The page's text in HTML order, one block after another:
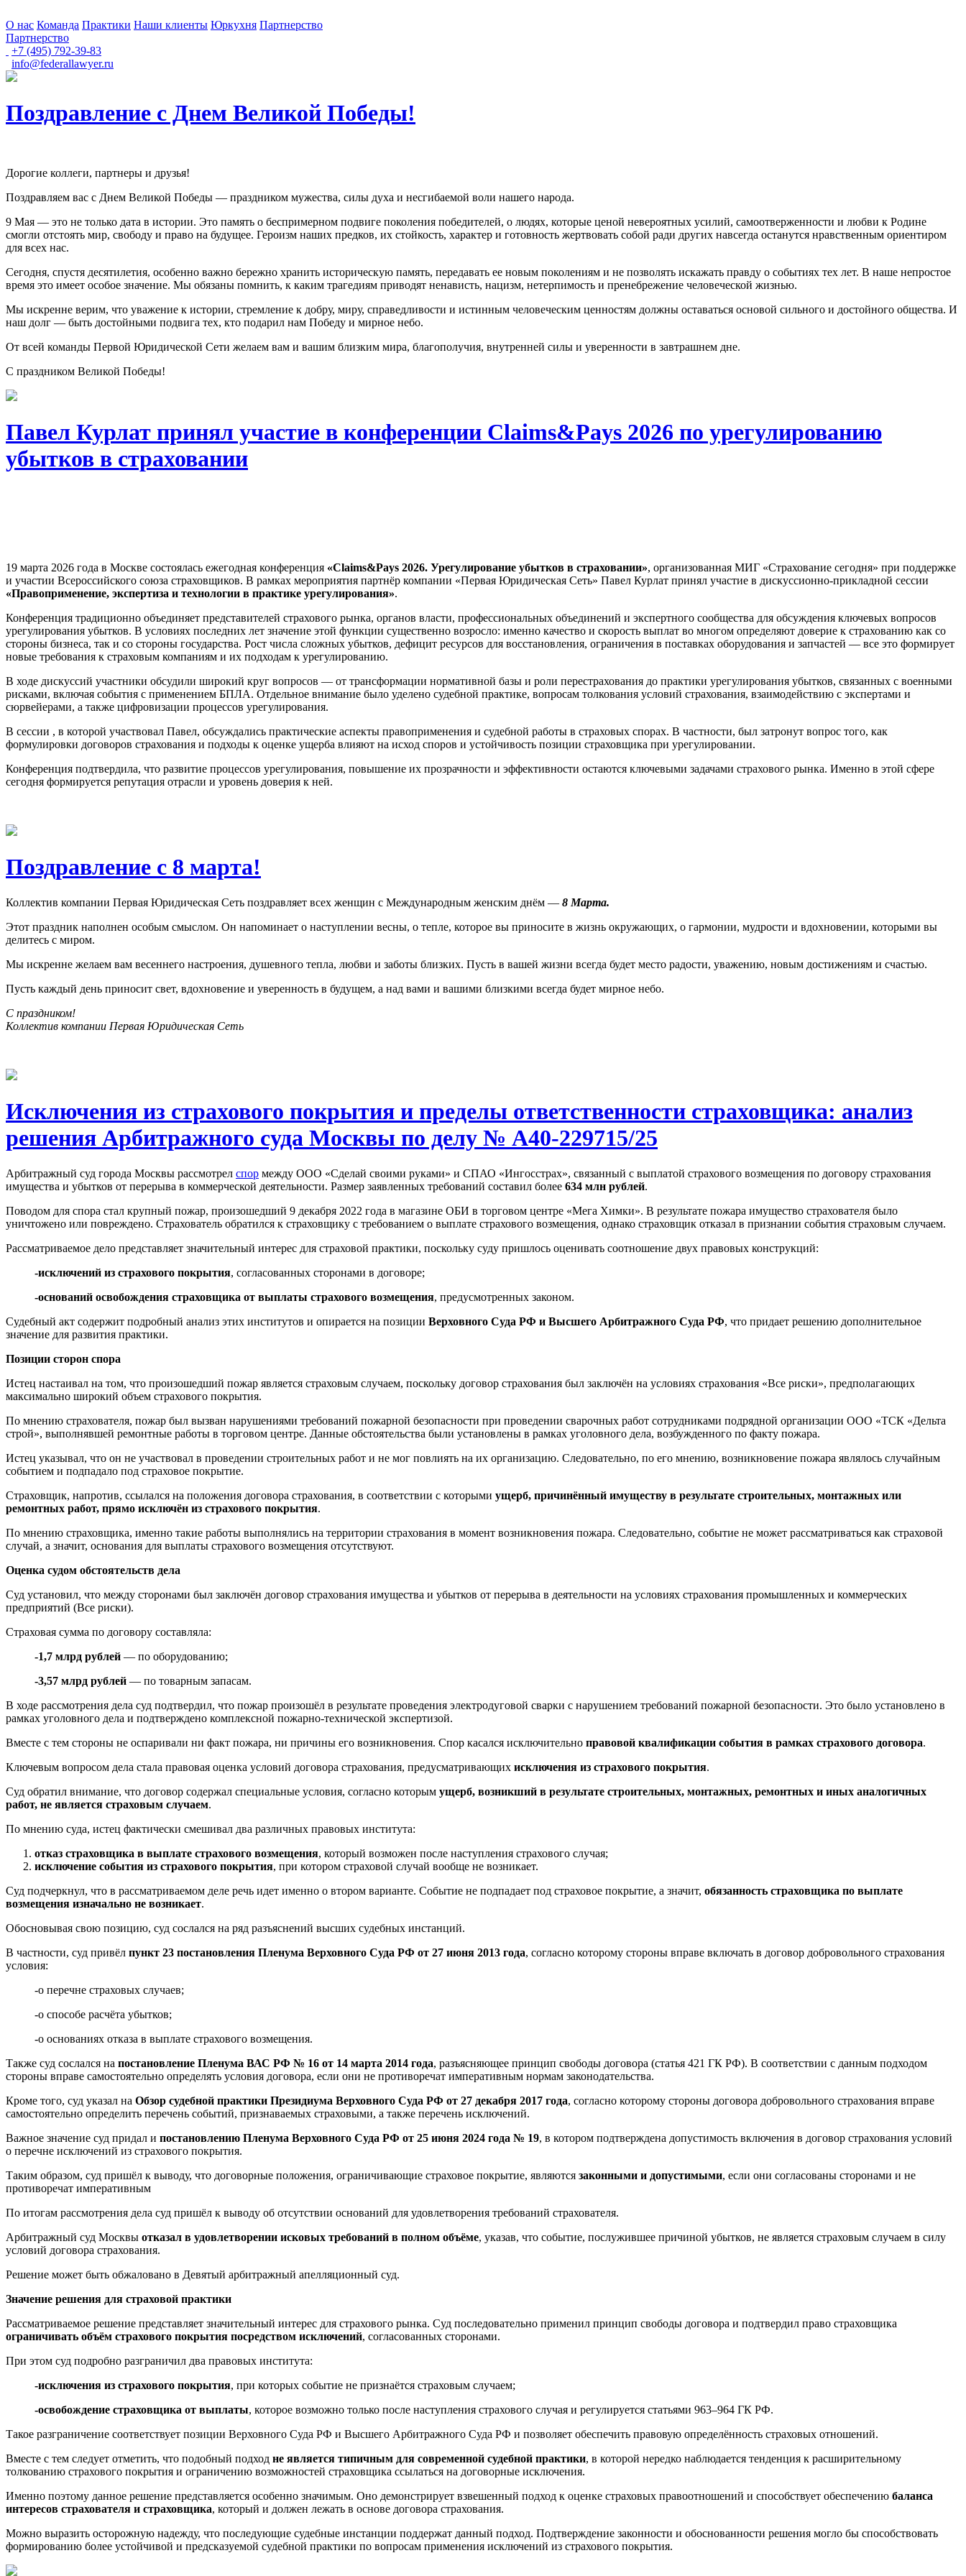
О нас Команда Практики Наши клиенты Юркухня Партнерство
Партнерство
+7 (495) 792-39-83
info@federallawyer.ru
Поздравление с Днем Великой Победы!
Дорогие коллеги, партнеры и друзья!
Поздравляем вас с Днем Великой Победы — праздником мужества, силы духа и несгибаемой воли нашего народа.
9 Мая — это не только дата в истории. Это память о беспримерном подвиге поколения победителей, о людях, которые ценой невероятных усилий, самоотверженности и любви к Родине
смогли отстоять мир, свободу и право на будущее. Героизм наших предков, их стойкость, характер и готовность жертвовать собой ради других навсегда останутся нравственным ориентиром
для всех нас.
Сегодня, спустя десятилетия, особенно важно бережно хранить историческую память, передавать ее новым поколениям и не позволять искажать правду о событиях тех лет. В наше непростое
время это имеет особое значение. Мы обязаны помнить, к каким трагедиям приводят ненависть, нацизм, нетерпимость и пренебрежение человеческой жизнью.
Мы искренне верим, что уважение к истории, стремление к добру, миру, справедливости и истинным человеческим ценностям должны оставаться основой сильного и достойного общества. И
наш долг — быть достойными подвига тех, кто подарил нам Победу и мирное небо.
От всей команды Первой Юридической Сети желаем вам и вашим близким мира, благополучия, внутренней силы и уверенности в завтрашнем дне.
С праздником Великой Победы!
Павел Курлат принял участие в конференции Claims&Pays 2026 по урегулированию
убытков в страховании
19 марта 2026 года в Москве состоялась ежегодная конференция «Claims&Pays 2026. Урегулирование убытков в страховании», организованная МИГ «Страхование сегодня» при поддержке
и участии Всероссийского союза страховщиков. В рамках мероприятия партнёр компании «Первая Юридическая Сеть» Павел Курлат принял участие в дискуссионно-прикладной сессии
«Правоприменение, экспертиза и технологии в практике урегулирования».
Конференция традиционно объединяет представителей страхового рынка, органов власти, профессиональных объединений и экспертного сообщества для обсуждения ключевых вопросов
урегулирования убытков. В условиях последних лет значение этой функции существенно возросло: именно качество и скорость выплат во многом определяют доверие к страхованию как со
стороны бизнеса, так и со стороны государства. Рост числа сложных убытков, дефицит ресурсов для восстановления, ограничения в поставках оборудования и запчастей — все это формирует
новые требования к страховым компаниям и их подходам к урегулированию.
В ходе дискуссий участники обсудили широкий круг вопросов — от трансформации нормативной базы и роли перестрахования до практики урегулирования убытков, связанных с военными
рисками, включая события с применением БПЛА. Отдельное внимание было уделено судебной практике, вопросам толкования условий страхования, взаимодействию с экспертами и
сюрвейерами, а также цифровизации процессов урегулирования.
В сессии , в которой участвовал Павел, обсуждались практические аспекты правоприменения и судебной работы в страховых спорах. В частности, был затронут вопрос того, как
формулировки договоров страхования и подходы к оценке ущерба влияют на исход споров и устойчивость позиции страховщика при урегулировании.
Конференция подтвердила, что развитие процессов урегулирования, повышение их прозрачности и эффективности остаются ключевыми задачами страхового рынка. Именно в этой сфере
сегодня формируется репутация отрасли и уровень доверия к ней.
Поздравление с 8 марта!
Коллектив компании Первая Юридическая Сеть поздравляет всех женщин с Международным женским днём — 8 Марта.
Этот праздник наполнен особым смыслом. Он напоминает о наступлении весны, о тепле, которое вы приносите в жизнь окружающих, о гармонии, мудрости и вдохновении, которыми вы
делитесь с миром.
Мы искренне желаем вам весеннего настроения, душевного тепла, любви и заботы близких. Пусть в вашей жизни всегда будет место радости, уважению, новым достижениям и счастью.
Пусть каждый день приносит свет, вдохновение и уверенность в будущем, а над вами и вашими близкими всегда будет мирное небо.
С праздником!
Коллектив компании Первая Юридическая Сеть
Исключения из страхового покрытия и пределы ответственности страховщика: анализ
решения Арбитражного суда Москвы по делу № А40-229715/25
Арбитражный суд города Москвы рассмотрел спор между ООО «Сделай своими руками» и СПАО «Ингосстрах», связанный с выплатой страхового возмещения по договору страхования
имущества и убытков от перерыва в коммерческой деятельности. Размер заявленных требований составил более 634 млн рублей.
Поводом для спора стал крупный пожар, произошедший 9 декабря 2022 года в магазине ОБИ в торговом центре «Мега Химки». В результате пожара имущество страхователя было
уничтожено или повреждено. Страхователь обратился к страховщику с требованием о выплате страхового возмещения, однако страховщик отказал в признании события страховым случаем.
Рассматриваемое дело представляет значительный интерес для страховой практики, поскольку суду пришлось оценивать соотношение двух правовых конструкций:
-исключений из страхового покрытия, согласованных сторонами в договоре;
-оснований освобождения страховщика от выплаты страхового возмещения, предусмотренных законом.
Судебный акт содержит подробный анализ этих институтов и опирается на позиции Верховного Суда РФ и Высшего Арбитражного Суда РФ, что придает решению дополнительное
значение для развития практики.
Позиции сторон спора
Истец настаивал на том, что произошедший пожар является страховым случаем, поскольку договор страхования был заключён на условиях страхования «Все риски», предполагающих
максимально широкий объем страхового покрытия.
По мнению страхователя, пожар был вызван нарушениями требований пожарной безопасности при проведении сварочных работ сотрудниками подрядной организации ООО «ТСК «Дельта
строй», выполнявшей ремонтные работы в торговом центре. Данные обстоятельства были установлены в рамках уголовного дела, возбужденного по факту пожара.
Истец указывал, что он не участвовал в проведении строительных работ и не мог повлиять на их организацию. Следовательно, по его мнению, возникновение пожара являлось случайным
событием и подпадало под страховое покрытие.
Страховщик, напротив, ссылался на положения договора страхования, в соответствии с которыми ущерб, причинённый имуществу в результате строительных, монтажных или
ремонтных работ, прямо исключён из страхового покрытия.
По мнению страховщика, именно такие работы выполнялись на территории страхования в момент возникновения пожара. Следовательно, событие не может рассматриваться как страховой
случай, а значит, основания для выплаты страхового возмещения отсутствуют.
Оценка судом обстоятельств дела
Суд установил, что между сторонами был заключён договор страхования имущества и убытков от перерыва в деятельности на условиях страхования промышленных и коммерческих
предприятий (Все риски).
Страховая сумма по договору составляла:
-1,7 млрд рублей — по оборудованию;
-3,57 млрд рублей — по товарным запасам.
В ходе рассмотрения дела суд подтвердил, что пожар произошёл в результате проведения электродуговой сварки с нарушением требований пожарной безопасности. Это было установлено в
рамках уголовного дела и подтверждено комплексной пожарно-технической экспертизой.
Вместе с тем стороны не оспаривали ни факт пожара, ни причины его возникновения. Спор касался исключительно правовой квалификации события в рамках страхового договора.
Ключевым вопросом дела стала правовая оценка условий договора страхования, предусматривающих исключения из страхового покрытия.
Суд обратил внимание, что договор содержал специальные условия, согласно которым ущерб, возникший в результате строительных, монтажных, ремонтных и иных аналогичных
работ, не является страховым случаем.
По мнению суда, истец фактически смешивал два различных правовых института:
отказ страховщика в выплате страхового возмещения, который возможен после наступления страхового случая;
исключение события из страхового покрытия, при котором страховой случай вообще не возникает.
Суд подчеркнул, что в рассматриваемом деле речь идет именно о втором варианте. Событие не подпадает под страховое покрытие, а значит, обязанность страховщика по выплате
возмещения изначально не возникает.
Обосновывая свою позицию, суд сослался на ряд разъяснений высших судебных инстанций.
В частности, суд привёл пункт 23 постановления Пленума Верховного Суда РФ от 27 июня 2013 года, согласно которому стороны вправе включать в договор добровольного страхования
условия:
-о перечне страховых случаев;
-о способе расчёта убытков;
-о основаниях отказа в выплате страхового возмещения.
Также суд сослался на постановление Пленума ВАС РФ № 16 от 14 марта 2014 года, разъясняющее принцип свободы договора (статья 421 ГК РФ). В соответствии с данным подходом
стороны вправе самостоятельно определять условия договора, если они не противоречат императивным нормам законодательства.
Кроме того, суд указал на Обзор судебной практики Президиума Верховного Суда РФ от 27 декабря 2017 года, согласно которому стороны договора добровольного страхования вправе
самостоятельно определить перечень событий, признаваемых страховыми, а также перечень исключений.
Важное значение суд придал и постановлению Пленума Верховного Суда РФ от 25 июня 2024 года № 19, в котором подтверждена допустимость включения в договор страхования условий
о перечне исключений из страхового покрытия.
Таким образом, суд пришёл к выводу, что договорные положения, ограничивающие страховое покрытие, являются законными и допустимыми, если они согласованы сторонами и не
противоречат императивным
По итогам рассмотрения дела суд пришёл к выводу об отсутствии оснований для удовлетворения требований страхователя.
Арбитражный суд Москвы отказал в удовлетворении исковых требований в полном объёме, указав, что событие, послужившее причиной убытков, не является страховым случаем в силу
условий договора страхования.
Решение может быть обжаловано в Девятый арбитражный апелляционный суд.
Значение решения для страховой практики
Рассматриваемое решение представляет значительный интерес для страхового рынка. Суд последовательно применил принцип свободы договора и подтвердил право страховщика
ограничивать объём страхового покрытия посредством исключений, согласованных сторонами.
При этом суд подробно разграничил два правовых института:
-исключения из страхового покрытия, при которых событие не признаётся страховым случаем;
-освобождение страховщика от выплаты, которое возможно только после наступления страхового случая и регулируется статьями 963–964 ГК РФ.
Такое разграничение соответствует позиции Верховного Суда РФ и Высшего Арбитражного Суда РФ и позволяет обеспечить правовую определённость страховых отношений.
Вместе с тем следует отметить, что подобный подход не является типичным для современной судебной практики, в которой нередко наблюдается тенденция к расширительному
толкованию страхового покрытия и ограничению возможностей страховщика ссылаться на договорные исключения.
Именно поэтому данное решение представляется особенно значимым. Оно демонстрирует взвешенный подход к оценке страховых правоотношений и способствует обеспечению баланса
интересов страхователя и страховщика, который и должен лежать в основе договора страхования.
Можно выразить осторожную надежду, что последующие судебные инстанции поддержат данный подход. Подтверждение законности и обоснованности решения могло бы способствовать
формированию более устойчивой и предсказуемой судебной практики по вопросам применения исключений из страхового покрытия.